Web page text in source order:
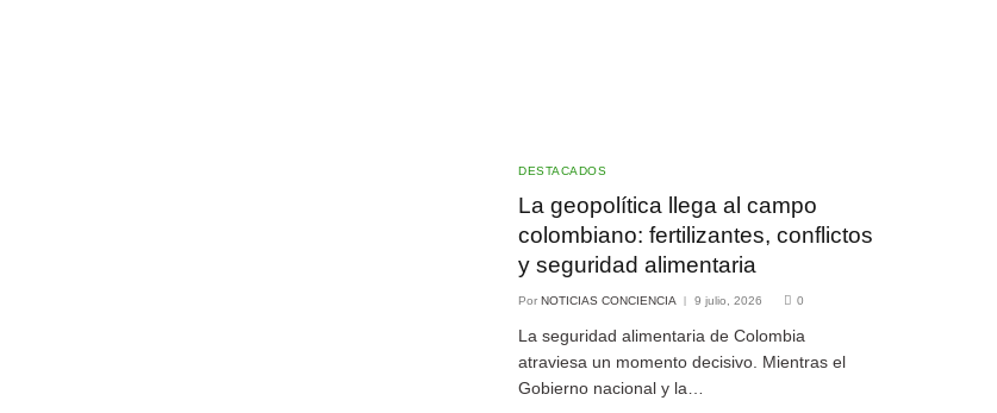
DESTACADOS
La geopolítica llega al campo
colombiano: fertilizantes, conflictos
y seguridad alimentaria
Por NOTICIAS CONCIENCIA 9 julio, 2026 0
La seguridad alimentaria de Colombia
atraviesa un momento decisivo. Mientras el
Gobierno nacional y la…